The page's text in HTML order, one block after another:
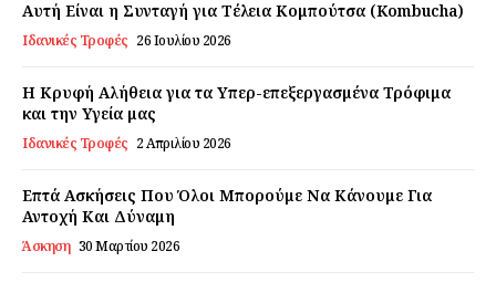
Σχετικά με εμάς
Αποποίηση Ευθυνών
Ο λογαριασμός μου
Επικοινωνία
Αυτή Είναι η Συνταγή για Τέλεια Κομπούτσα (Kombucha)
Ιδανικές Τροφές 26 Ιουλίου 2026
Η Κρυφή Αλήθεια για τα Υπερ-επεξεργασμένα Τρόφιμα
και την Υγεία μας
Ιδανικές Τροφές 2 Απριλίου 2026
Επτά Ασκήσεις Που Όλοι Μπορούμε Να Κάνουμε Για
Αντοχή Και Δύναμη
Άσκηση 30 Μαρτίου 2026